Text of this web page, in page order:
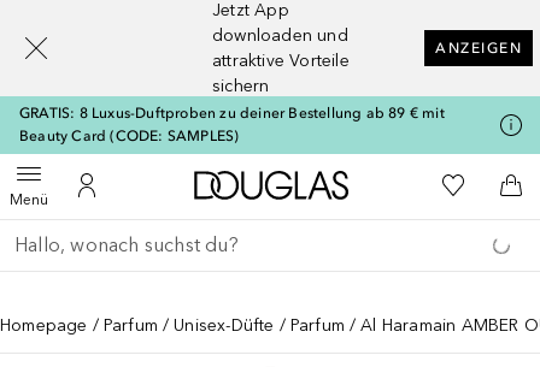
Jetzt App
downloaden und
attraktive Vorteile
sichern
ANZEIGEN
GRATIS: 8 Luxus-Duftproben zu deiner Bestellung ab 89 € mit
Beauty Card (CODE: SAMPLES)
MenüMenü öffnenZu Meinem Kundenkonto
Zur Douglas Startseite
Zu Meiner
Gehe zurück
Suche ausführen
Homepage Parfum Unisex-Düfte Parfum Al Haramain AMBER
[navigation.slideout.screenreader]